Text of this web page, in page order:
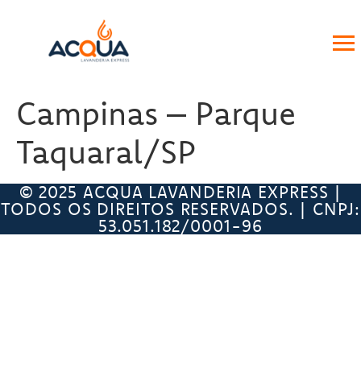
Campinas – Parque
Taquaral/SP
© 2025 ACQUA LAVANDERIA EXPRESS |
TODOS OS DIREITOS RESERVADOS. | CNPJ:
53.051.182/0001-96